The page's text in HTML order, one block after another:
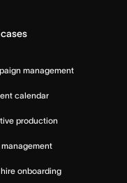
management
calendar
production
management
onboarding